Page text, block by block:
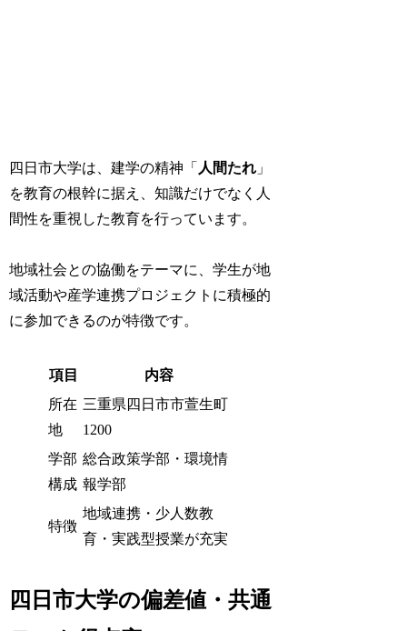
四日市大学は、建学の精神「 人間たれ 」
を教育の根幹に据え、知識だけでなく人
間性を重視した教育を行っています。
地域社会との協働をテーマに、学生が地
域活動や産学連携プロジェクトに積極的
に参加できるのが特徴です。
項目
内容
所在
地
三重県四日市市萱生町
1200
学部
構成
総合政策学部・環境情
報学部
特徴
地域連携・少人数教
育・実践型授業が充実
四日市大学の偏差値・共通